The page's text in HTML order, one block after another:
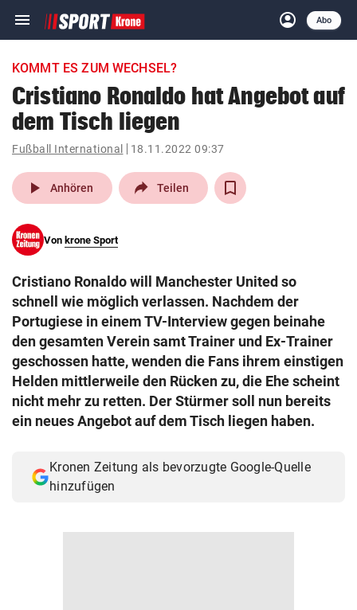
menu Navigation
ein-/ausklappen
account_circle
Anmelden
Abo
close Schließen
account_circle Anmelden
pin_drop
Wien arrow_right
search
eingeben
© Krone Multimedia GmbH & Co KG 2026
Muthgasse 2, 1190 Wien
KOMMT ES ZUM WECHSEL?
Cristiano Ronaldo hat Angebot auf
dem Tisch liegen
Fußball International 18.11.2022 09:37
play_arrow Anhören Teilen
Von krone Sport
Cristiano Ronaldo will Manchester United so
schnell wie möglich verlassen. Nachdem der
Portugiese in einem TV-Interview gegen beinahe
den gesamten Verein samt Trainer und Ex-Trainer
geschossen hatte, wenden die Fans ihrem einstigen
Helden mittlerweile den Rücken zu, die Ehe scheint
nicht mehr zu retten. Der Stürmer soll nun bereits
ein neues Angebot auf dem Tisch liegen haben.
Kronen Zeitung als bevorzugte Google-Quelle
hinzufügen